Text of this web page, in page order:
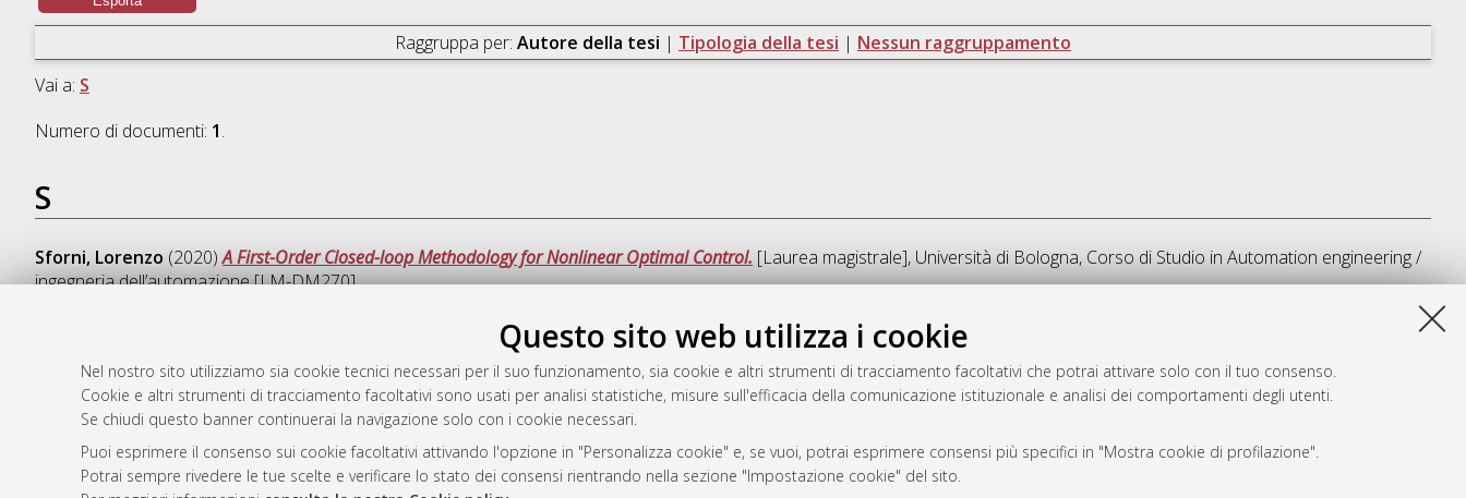
Questo sito web utilizza i cookie
Nel nostro sito utilizziamo sia cookie tecnici necessari per il suo funzionamento, sia cookie e altri strumenti di tracciamento facoltativi che potrai attivare solo con il tuo consenso.
Cookie e altri strumenti di tracciamento facoltativi sono usati per analisi statistiche, misure sull'efficacia della comunicazione istituzionale e analisi dei comportamenti degli utenti.
Se chiudi questo banner continuerai la navigazione solo con i cookie necessari.
Puoi esprimere il consenso sui cookie facoltativi attivando l'opzione in "Personalizza cookie" e, se vuoi, potrai esprimere consensi più specifici in "Mostra cookie di profilazione".
Potrai sempre rivedere le tue scelte e verificare lo stato dei consensi rientrando nella sezione "Impostazione cookie" del sito.
Raggruppa per: Autore della tesi | Tipologia della tesi | Nessun raggruppamento
Vai a: S
Numero di documenti: 1.
S
Sforni, Lorenzo (2020)A First-Order Closed-loop Methodology for Nonlinear Optimal Control. [Laurea magistrale], Università di Bologna, Corso di Studio in Automation engineering /
ingegneria dell’automazione [LM-DM270]
Questa lista e' stata generata il Fri Aug 7 00:37:28 2026 CEST
Atom
Rss 2.0
AMS Laurea
Servizio implementato e gestito da
Impostazioni Cookie
Informativa sulla privacy